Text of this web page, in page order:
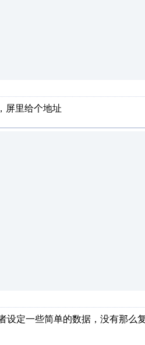
屏里给个地址
设定一些简单的数据，没有那么